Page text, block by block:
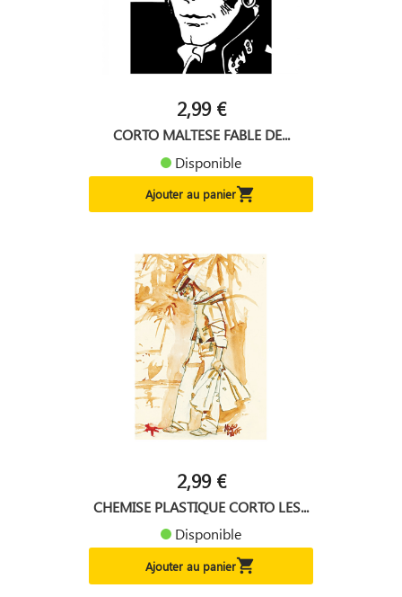
2,99 €
CORTO MALTESE FABLE DE...
Disponible
Ajouter au panier
2,99 €
CHEMISE PLASTIQUE CORTO LES...
Disponible
Ajouter au panier